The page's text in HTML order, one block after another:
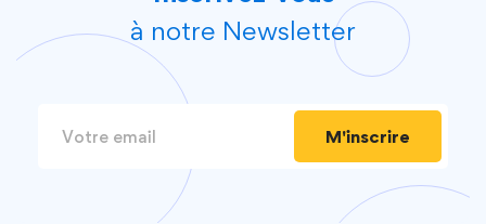
à notre Newsletter
M'inscrire